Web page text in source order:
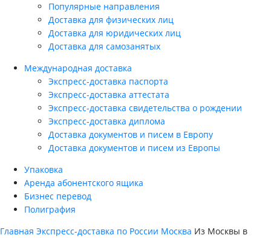
Популярные направления
Доставка для физических лиц
Доставка для юридических лиц
Доставка для самозанятых
Международная доставка
Экспресс-доставка паспорта
Экспресс-доставка аттестата
Экспресс-доставка свидетельства о рождении
Экспресс-доставка диплома
Доставка документов и писем в Европу
Доставка документов и писем из Европы
Упаковка
Аренда абонентского ящика
Бизнес перевод
Полиграфия
Главная Экспресс-доставка по России Москва Из Москвы в